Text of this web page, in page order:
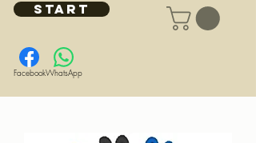
START
FacebookWhatsApp